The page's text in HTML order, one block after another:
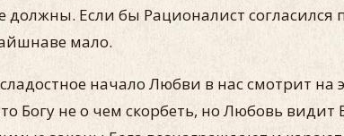
Если бы Рационалист согласился
мало.
начало Любви в нас смотрит на
Богу не о чем скорбеть, но Любовь видит